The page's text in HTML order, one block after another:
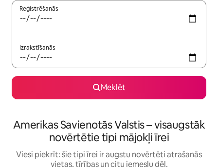
Reģistrēšanās
Izrakstīšanās
Meklēt
Amerikas Savienotās Valstis – visaugstāk
novērtētie tipi mājokļi īrei
Viesi piekrīt: šie tipi īrei ir augstu novērtēti atrašanās
vietas, tīrības un citu iemeslu dēļ.